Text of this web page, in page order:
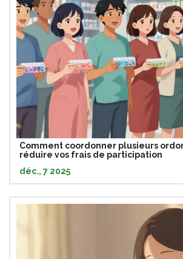
Comment coordonner plusieurs
réduire vos frais de participation
déc., 7 2025